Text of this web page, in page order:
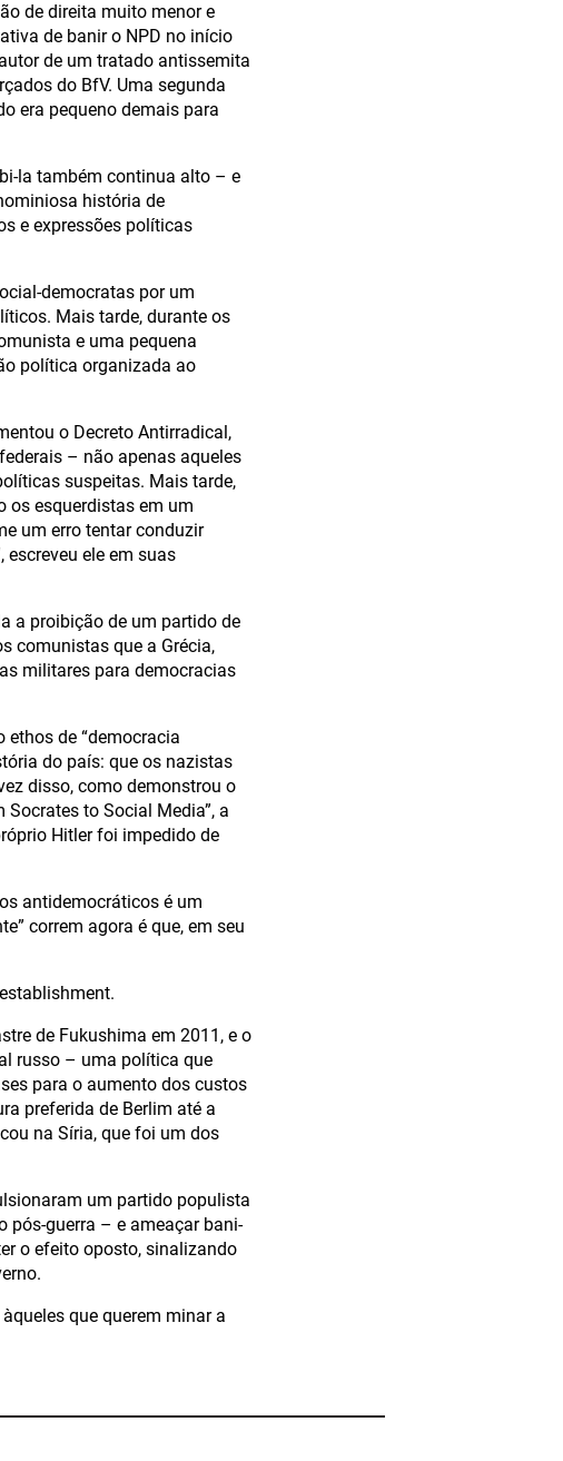
de direita muito menor e
de banir o NPD no início
de um tratado antissemita
do BfV. Uma segunda
era pequeno demais para
la também continua alto – e
história de
e expressões políticas
democratas por um
Mais tarde, durante os
e uma pequena
política organizada ao
o Decreto Antirradical,
– não apenas aqueles
suspeitas. Mais tarde,
os esquerdistas em um
um erro tentar conduzir
ele em suas
a proibição de um partido de
comunistas que a Grécia,
militares para democracias
de “democracia
do país: que os nazistas
disso, como demonstrou o
to Social Media”, a
Hitler foi impedido de
antidemocráticos é um
correm agora é que, em seu
de Fukushima em 2011, e o
russo – uma política que
para o aumento dos custos
preferida de Berlim até a
na Síria, que foi um dos
um partido populista
pós-guerra – e ameaçar bani-
o efeito oposto, sinalizando
que querem minar a